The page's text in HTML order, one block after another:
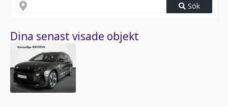
Sök
Dina senast visade objekt